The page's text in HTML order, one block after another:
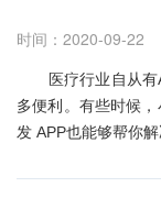
时间：2020-09-22
医疗行业自从有
多便利。有些时候
发 APP也能够帮你
的描述病情，在短